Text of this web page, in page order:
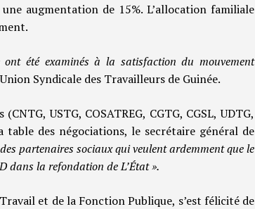
augmentation de 15%. L’allocation familiale
été examinés à la satisfaction du mouvement
Syndicale des Travailleurs de Guinée.
USTG, COSATREG, CGTG, CGSL, UDTG,
table des négociations, le secrétaire général de
partenaires sociaux qui veulent ardemment que le
dans la refondation de L’État ».
et de la Fonction Publique, s’est félicité de